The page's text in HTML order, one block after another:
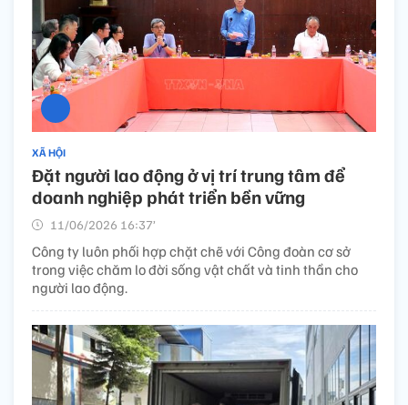
XÃ HỘI
Đặt người lao động ở vị trí trung tâm để
doanh nghiệp phát triển bền vững
11/06/2026 16:37’
Công ty luôn phối hợp chặt chẽ với Công đoàn cơ sở
trong việc chăm lo đời sống vật chất và tinh thần cho
người lao động.